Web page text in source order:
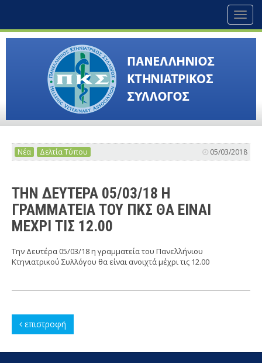
Νέα Δελτία Τύπου 05/03/2018
ΤΗΝ ΔΕΥΤΕΡΑ 05/03/18 Η
ΓΡΑΜΜΑΤΕΙΑ ΤΟΥ ΠΚΣ ΘΑ ΕΙΝΑΙ
ΜΕΧΡΙ ΤΙΣ 12.00
Την Δευτέρα 05/03/18 η γραμματεία του Πανελλήνιου
Κτηνιατρικού Συλλόγου θα είναι ανοιχτά μέχρι τις 12.00
επιστροφή